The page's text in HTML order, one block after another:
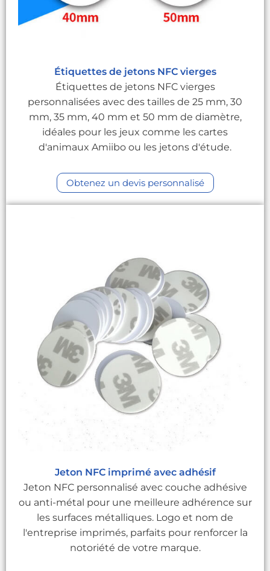
Étiquettes de jetons NFC vierges
Étiquettes de jetons NFC vierges
personnalisées avec des tailles de 25 mm, 30
mm, 35 mm, 40 mm et 50 mm de diamètre,
idéales pour les jeux comme les cartes
d'animaux Amiibo ou les jetons d'étude.
Obtenez un devis personnalisé
Jeton NFC imprimé avec adhésif
Jeton NFC personnalisé avec couche adhésive
ou anti-métal pour une meilleure adhérence sur
les surfaces métalliques. Logo et nom de
l'entreprise imprimés, parfaits pour renforcer la
notoriété de votre marque.